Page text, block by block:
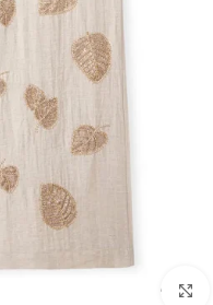
برای بزرگنمایی کلیک کنید